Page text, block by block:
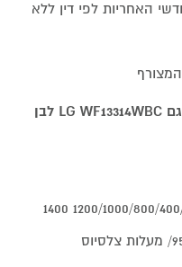
של 48 חודשים לאחר 12 חודשי האחריות לפי דין ללא
בורר סחיטה משתנה :בלי סחיטה/ /1200/1000/800/400 1400